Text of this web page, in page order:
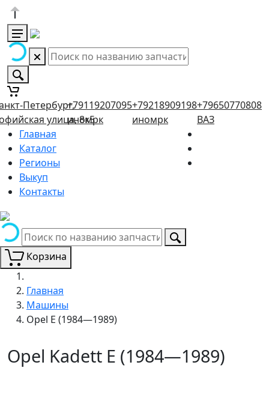
Петербург,
улица, 8к5
+79119207095
иномрк
+79218909198
иномрк
+79650770808
ВАЗ
Главная
Каталог
Регионы
Выкуп
Контакты
Корзина
Главная
Машины
Opel E (1984—1989)
Opel Kadett E (1984—1989)